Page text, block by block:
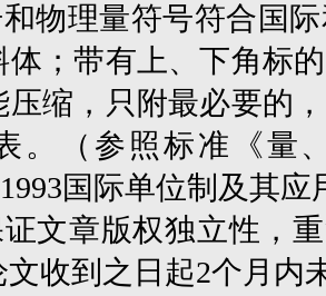
物理量符号符合国
体；带有上、下角标
压缩，只附最必要的
。（参照标准《量
1993国际单位制及其
文章版权独立性，
收到之日起2个月内